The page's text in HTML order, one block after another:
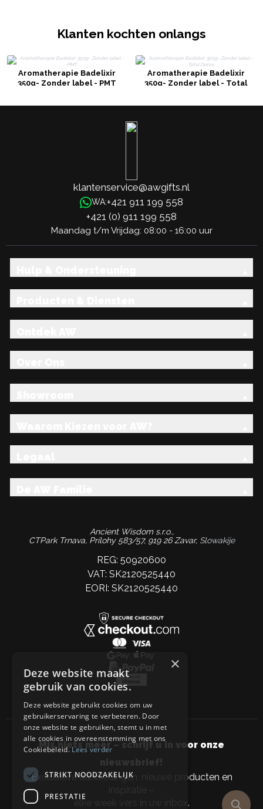
Klanten kochten onlangs
Aromatherapie Badelixir
350g- Zonder label - PMT
Aromatherapie Badelixir
350g- Zonder label - Total
klantenservice@awgifts.nl
WA:+421 911 199 558
+421 (0) 911 199 558
Maandag t/m Vrijdag: 08:00 - 16:00 uur
Ancient Wisdom s.r.o.,
CTPark Trnava, Prílohy 583/57, 919 26 Zavar, Slowakije
REG: 50920600
VAT: SK2120525440
EORI: SK2120525440
Mis niets meer – schrijf u in voor onze
nieuwsbrief!
Exclusieve aanbiedingen, nieuwe producten en
inspiratie –
elke week vers in uw inbox.
×
Deze website maakt
gebruik van cookies.
Deze website gebruikt cookies om uw
gebruikerservaring te verbeteren. Door
onze website te gebruiken, stemt u in met
alle cookies in overeenstemming met ons
Cookiebeleid.Lees verder
STRIKT NOODZAKELIJK
PRESTATIE